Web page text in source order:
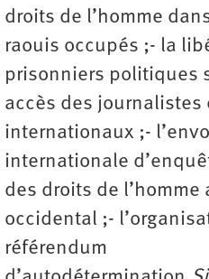
droits de l’homme
raouis occupés ;- la
prisonniers politiques
accès des journalistes
internationaux ;-
internationale
des droits de l’homme
occidental ;-
référendum